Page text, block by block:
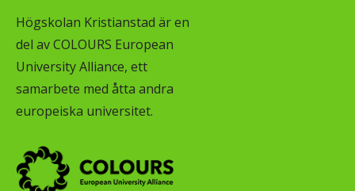
Högskolan Kristianstad är en
del av COLOURS European
University Alliance, ett
samarbete med åtta andra
europeiska universitet.